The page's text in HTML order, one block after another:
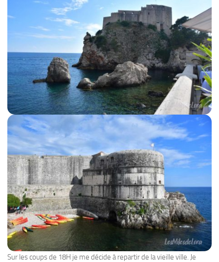
Sur les coups de 18H je me décide à repartir de la vieille ville. Je